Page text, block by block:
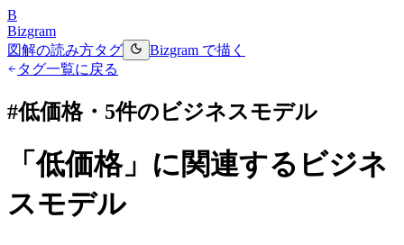
B
Bizgram
図解の読み方タグ
Bizgram で描く
タグ一覧に戻る
#低価格・ 5件のビジネスモデル
「低価格」に関連するビジネ
スモデル